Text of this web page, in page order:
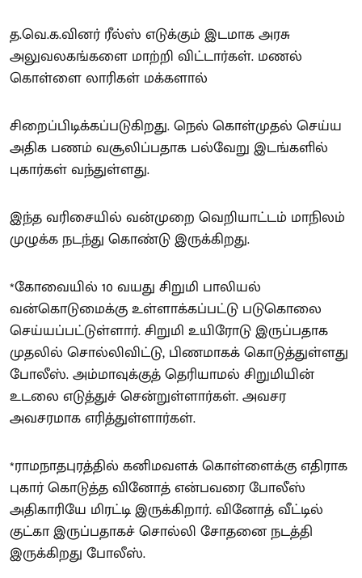
த.வெ.க.வினர் ரீல்ஸ் எடுக்கும் இடமாக அரசு
அலுவலகங்களை மாற்றி விட்டார்கள். மணல்
கொள்ளை லாரிகள் மக்களால்
சிறைப்பிடிக்கப்படுகிறது. நெல் கொள்முதல் செய்ய
அதிக பணம் வசூலிப்பதாக பல்வேறு இடங்களில்
புகார்கள் வந்துள்ளது.
இந்த வரிசையில் வன்முறை வெறியாட்டம் மாநிலம்
முழுக்க நடந்து கொண்டு இருக்கிறது.
*கோவையில் 10 வயது சிறுமி பாலியல்
வன்கொடுமைக்கு உள்ளாக்கப்பட்டு படுகொலை
செய்யப்பட்டுள்ளார். சிறுமி உயிரோடு இருப்பதாக
முதலில் சொல்லிவிட்டு, பிணமாகக் கொடுத்துள்ளது
போலீஸ். அம்மாவுக்குத் தெரியாமல் சிறுமியின்
உடலை எடுத்துச் சென்றுள்ளார்கள். அவசர
அவசரமாக எரித்துள்ளார்கள்.
*ராமநாதபுரத்தில் கனிமவளக் கொள்ளைக்கு எதிராக
புகார் கொடுத்த வினோத் என்பவரை போலீஸ்
அதிகாரியே மிரட்டி இருக்கிறார். வினோத் வீட்டில்
குட்கா இருப்பதாகச் சொல்லி சோதனை நடத்தி
இருக்கிறது போலீஸ்.